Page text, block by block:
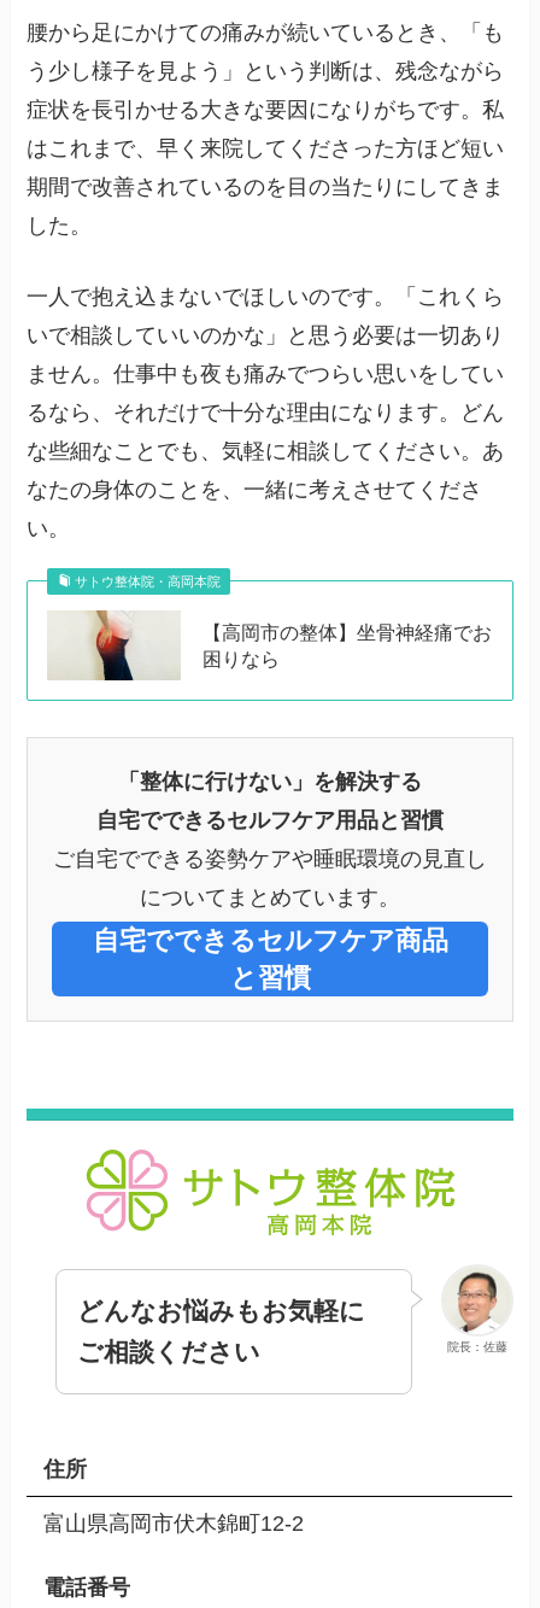
腰から足にかけての痛みが続いているとき、「も
う少し様子を見よう」という判断は、残念ながら
症状を長引かせる大きな要因になりがちです。私
はこれまで、早く来院してくださった方ほど短い
期間で改善されているのを目の当たりにしてきま
した。
一人で抱え込まないでほしいのです。「これくら
いで相談していいのかな」と思う必要は一切あり
ません。仕事中も夜も痛みでつらい思いをしてい
るなら、それだけで十分な理由になります。どん
な些細なことでも、気軽に相談してください。あ
なたの身体のことを、一緒に考えさせてくださ
い。
サトウ整体院・高岡本院
【高岡市の整体】坐骨神経痛でお
困りなら
「整体に行けない」を解決する
自宅でできるセルフケア用品と習慣
ご自宅でできる姿勢ケアや睡眠環境の見直し
についてまとめています。
自宅でできるセルフケア商品
と習慣
院長：佐藤
どんなお悩みもお気軽に
ご相談ください
住所
富山県高岡市伏木錦町12-2
電話番号